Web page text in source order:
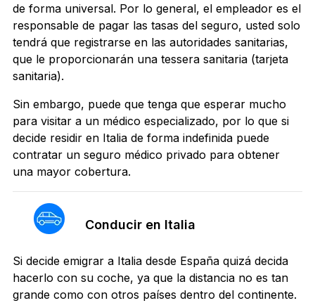
de forma universal. Por lo general, el empleador es el
responsable de pagar las tasas del seguro, usted solo
tendrá que registrarse en las autoridades sanitarias,
que le proporcionarán una tessera sanitaria (tarjeta
sanitaria).
Sin embargo, puede que tenga que esperar mucho
para visitar a un médico especializado, por lo que si
decide residir en Italia de forma indefinida puede
contratar un seguro médico privado para obtener
una mayor cobertura.
Conducir en Italia
Si decide emigrar a Italia desde España quizá decida
hacerlo con su coche, ya que la distancia no es tan
grande como con otros países dentro del continente.